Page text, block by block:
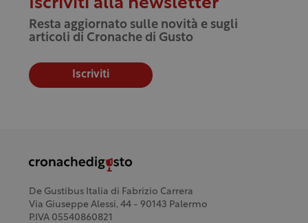
Iscriviti alla newsletter
Resta aggiornato sulle novità e sugli
articoli di Cronache di Gusto
Iscriviti
De Gustibus Italia di Fabrizio Carrera
Via Giuseppe Alessi, 44 - 90143 Palermo
P.IVA 05540860821